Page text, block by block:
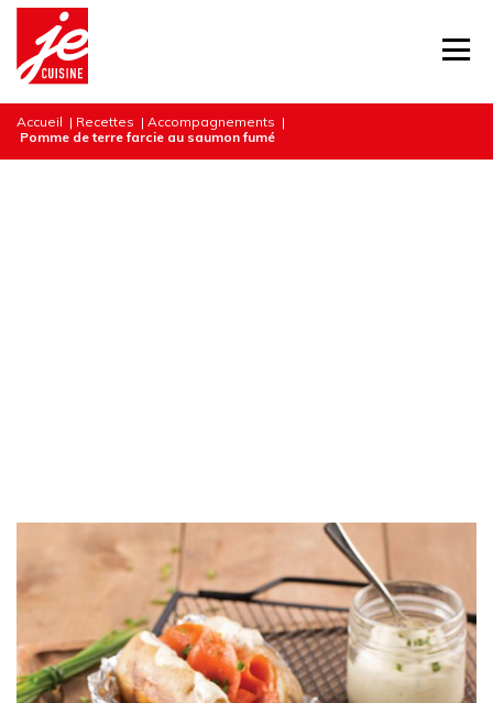
Accueil | Recettes | Accompagnements |
Pomme de terre farcie au saumon fumé